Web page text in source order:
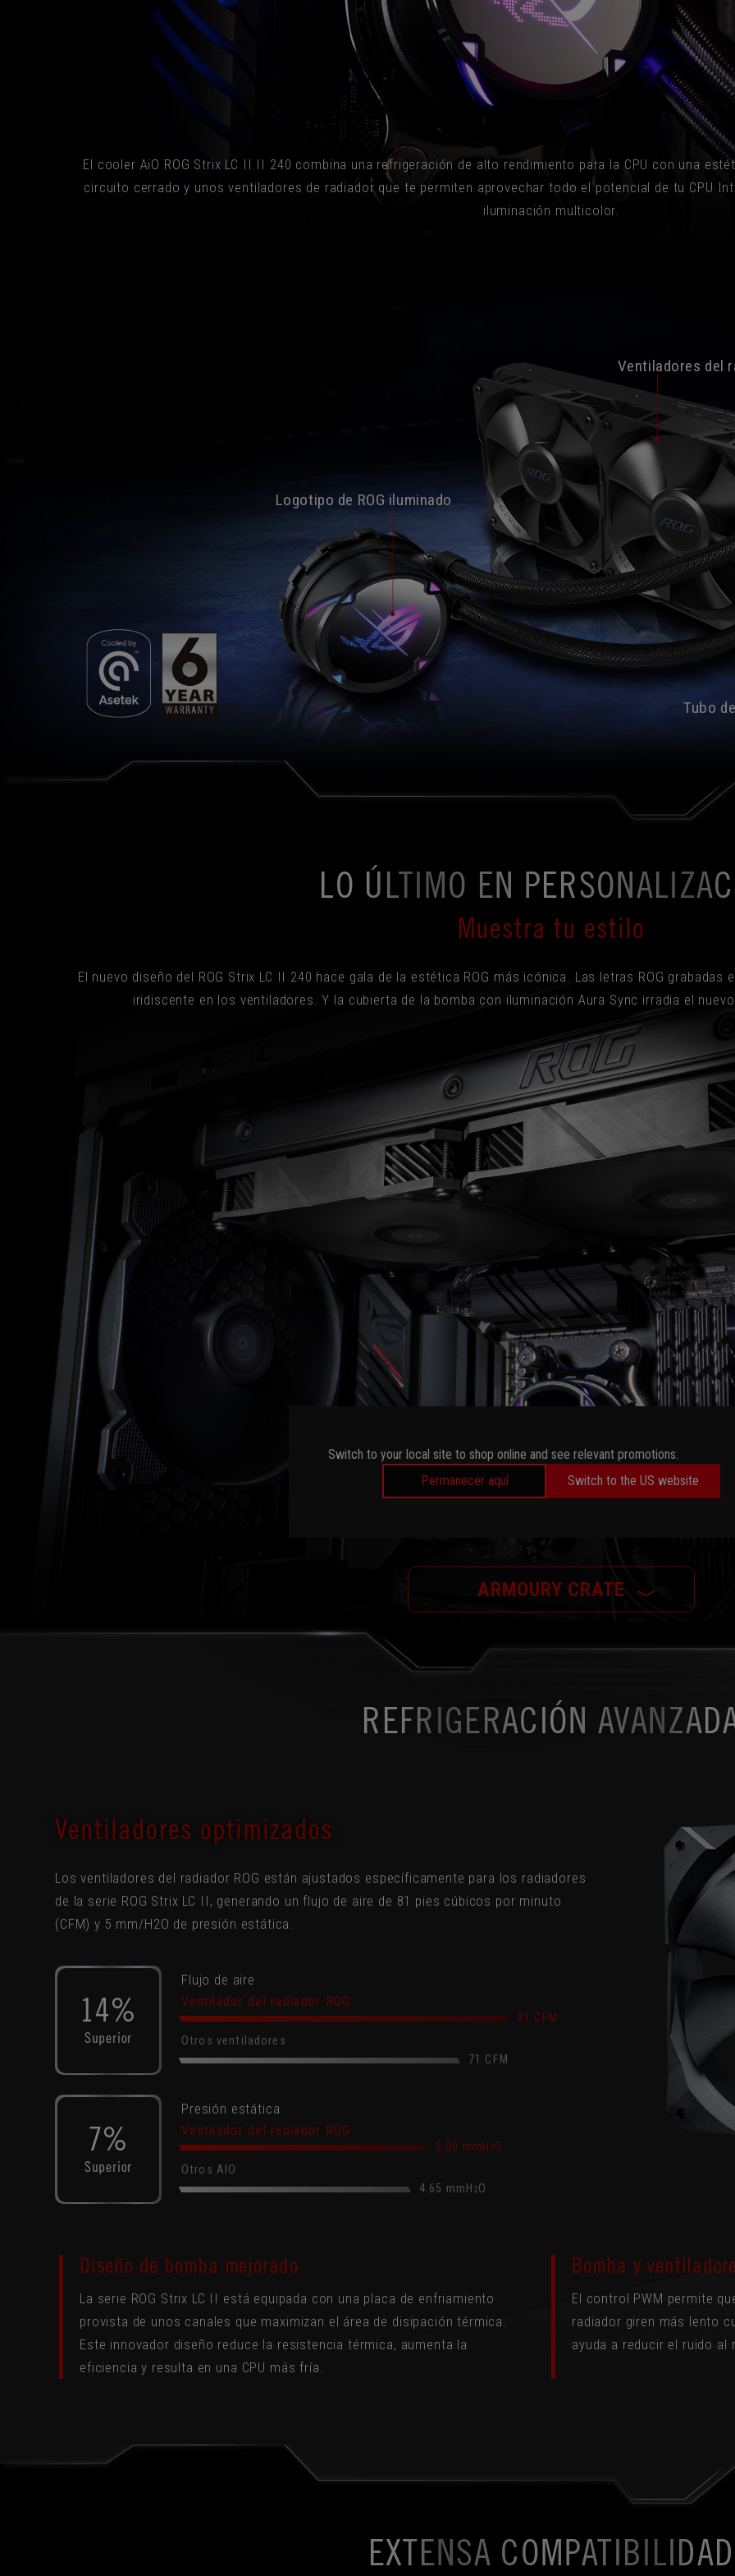
Switch to your local site to shop online and see relevant promotions.
Permanecer aquí
Switch to the US website
El cooler AiO ROG Strix LC II II 240 combina una refrigeración de alto rendimiento para la CPU con una
circuito cerrado y unos ventiladores de radiador que te permiten aprovechar todo el potencial de tu CPU
iluminación multicolor.
Ventiladores del
Logotipo de ROG iluminado
Tubo
LO ÚLTIMO EN
Muestra tu estilo
El nuevo diseño del ROG Strix LC II 240 hace gala de la estética ROG más icónica. Las letras ROG
iridiscente en los ventiladores. Y la cubierta de la bomba con iluminación Aura Sync irradia el
ARMOURY CRATE ﹀
REFRIGERACIÓN
Ventiladores optimizados
Los ventiladores del radiador ROG están ajustados específicamente para los radiadores
de la serie ROG Strix LC II, generando un flujo de aire de 81 pies cúbicos por minuto
(CFM) y 5 mm/H2O de presión estática.
14%
Superior
Flujo de aire
Ventilador del radiador ROG​
81 CFM
Otros ventiladores
71 CFM
7%
Superior
Presión estática
Ventilador del radiador ROG
5.00 mmH 2O
Otros AIO
4.65 mmH 2O
Diseño de bomba mejorado
La serie ROG Strix LC II está equipada con una placa de enfriamiento
provista de unos canales que maximizan el área de disipación térmica.
Este innovador diseño reduce la resistencia térmica, aumenta la
eficiencia y resulta en una CPU más fría.
Bomba y
El control PWM permite
radiador giren más lento
ayuda a reducir el ruido al
EXTENSA COMPATIBILIDAD